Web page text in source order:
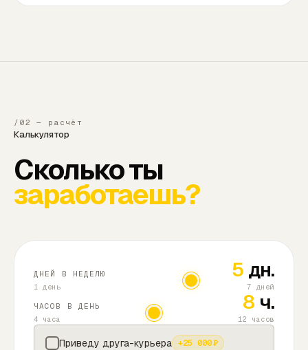
/02 — расчёт
Калькулятор
Сколько ты
заработаешь?
ДНЕЙ В НЕДЕЛЮ 5 дн.
1 день 7 дней
ЧАСОВ В ДЕНЬ 8 ч.
4 часа 12 часов
Приведу друга-курьера +25 000₽